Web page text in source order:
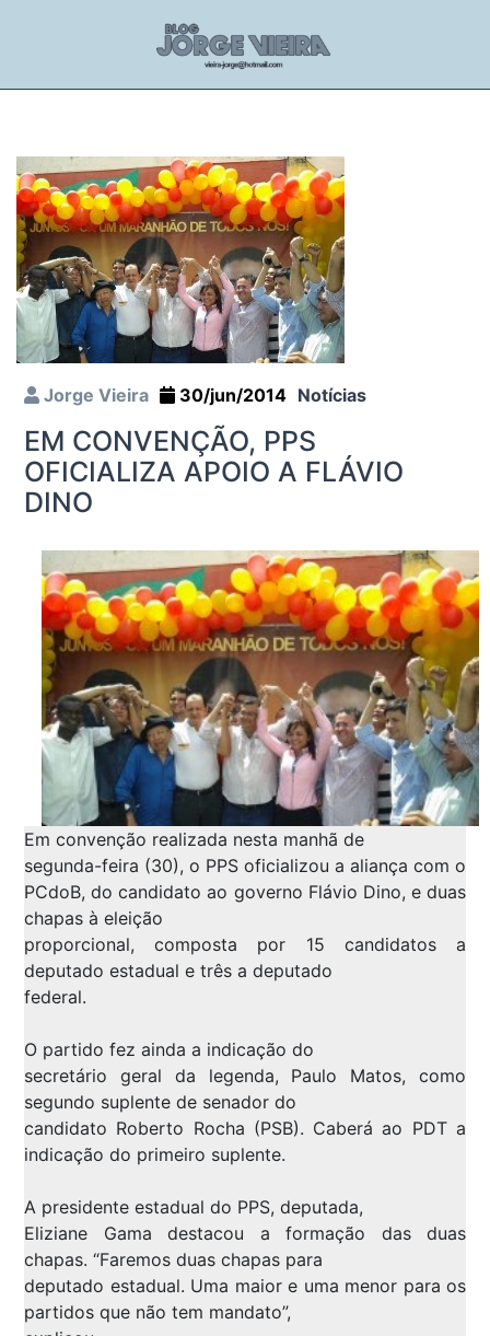
Jorge Vieira 30/jun/2014 Notícias
EM CONVENÇÃO, PPS
OFICIALIZA APOIO A FLÁVIO
DINO
Em convenção realizada nesta manhã de
segunda-feira (30), o PPS oficializou a aliança com o
PCdoB, do candidato ao governo Flávio Dino, e duas
chapas à eleição
proporcional, composta por 15 candidatos a
deputado estadual e três a deputado
federal.
O partido fez ainda a indicação do
secretário geral da legenda, Paulo Matos, como
segundo suplente de senador do
candidato Roberto Rocha (PSB). Caberá ao PDT a
indicação do primeiro suplente.
A presidente estadual do PPS, deputada,
Eliziane Gama destacou a formação das duas
chapas. “Faremos duas chapas para
deputado estadual. Uma maior e uma menor para os
partidos que não tem mandato”,